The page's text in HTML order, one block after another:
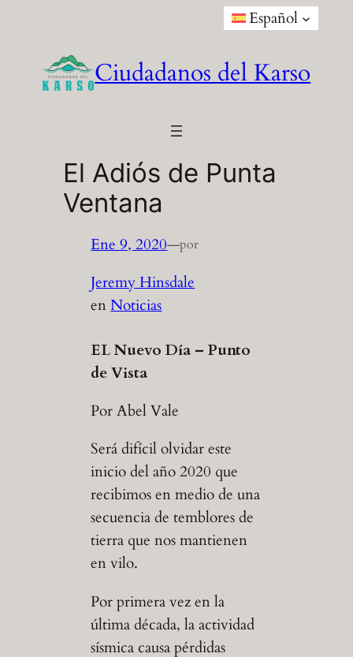
contenido
Español
Ciudadanos del Karso
El Adiós de Punta
Ventana
Ene 9, 2020—por
Jeremy Hinsdale
enNoticias
EL Nuevo Día – Punto
de Vista
Por Abel Vale
Será difícil olvidar este
inicio del año 2020 que
recibimos en medio de una
secuencia de temblores de
tierra que nos mantienen
en vilo.
Por primera vez en la
última década, la actividad
sísmica causa pérdidas